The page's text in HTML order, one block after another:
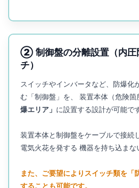
② 制御盤の分離設置（内圧
チ）
スイッチやインバータなど、防爆化
む「制御盤」を、 装置本体（危険箇
爆エリア」 に設置する設計が可能です
装置本体と制御盤をケーブルで接続
電気火花を発する 機器を持ち込まな
また、ご要望によりスイッチ類を「
することも可能です。